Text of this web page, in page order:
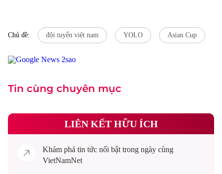
Chủ đề: đội tuyển việt nam YOLO Asian Cup
Tin cùng chuyên mục
LIÊN KẾT HỮU ÍCH
Khám phá tin tức nổi bật trong ngày cùng
VietNamNet